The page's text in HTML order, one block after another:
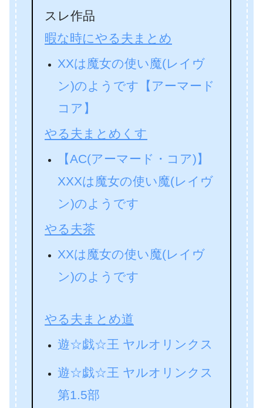
スレ作品
暇な時にやる夫まとめ
XXは魔女の使い魔(レイヴ
ン)のようです【アーマード
コア】
やる夫まとめくす
【AC(アーマード・コア)】
XXXは魔女の使い魔(レイヴ
ン)のようです
やる夫茶
XXは魔女の使い魔(レイヴ
ン)のようです
やる夫まとめ道
遊☆戯☆王 ヤルオリンクス
遊☆戯☆王 ヤルオリンクス
第1.5部